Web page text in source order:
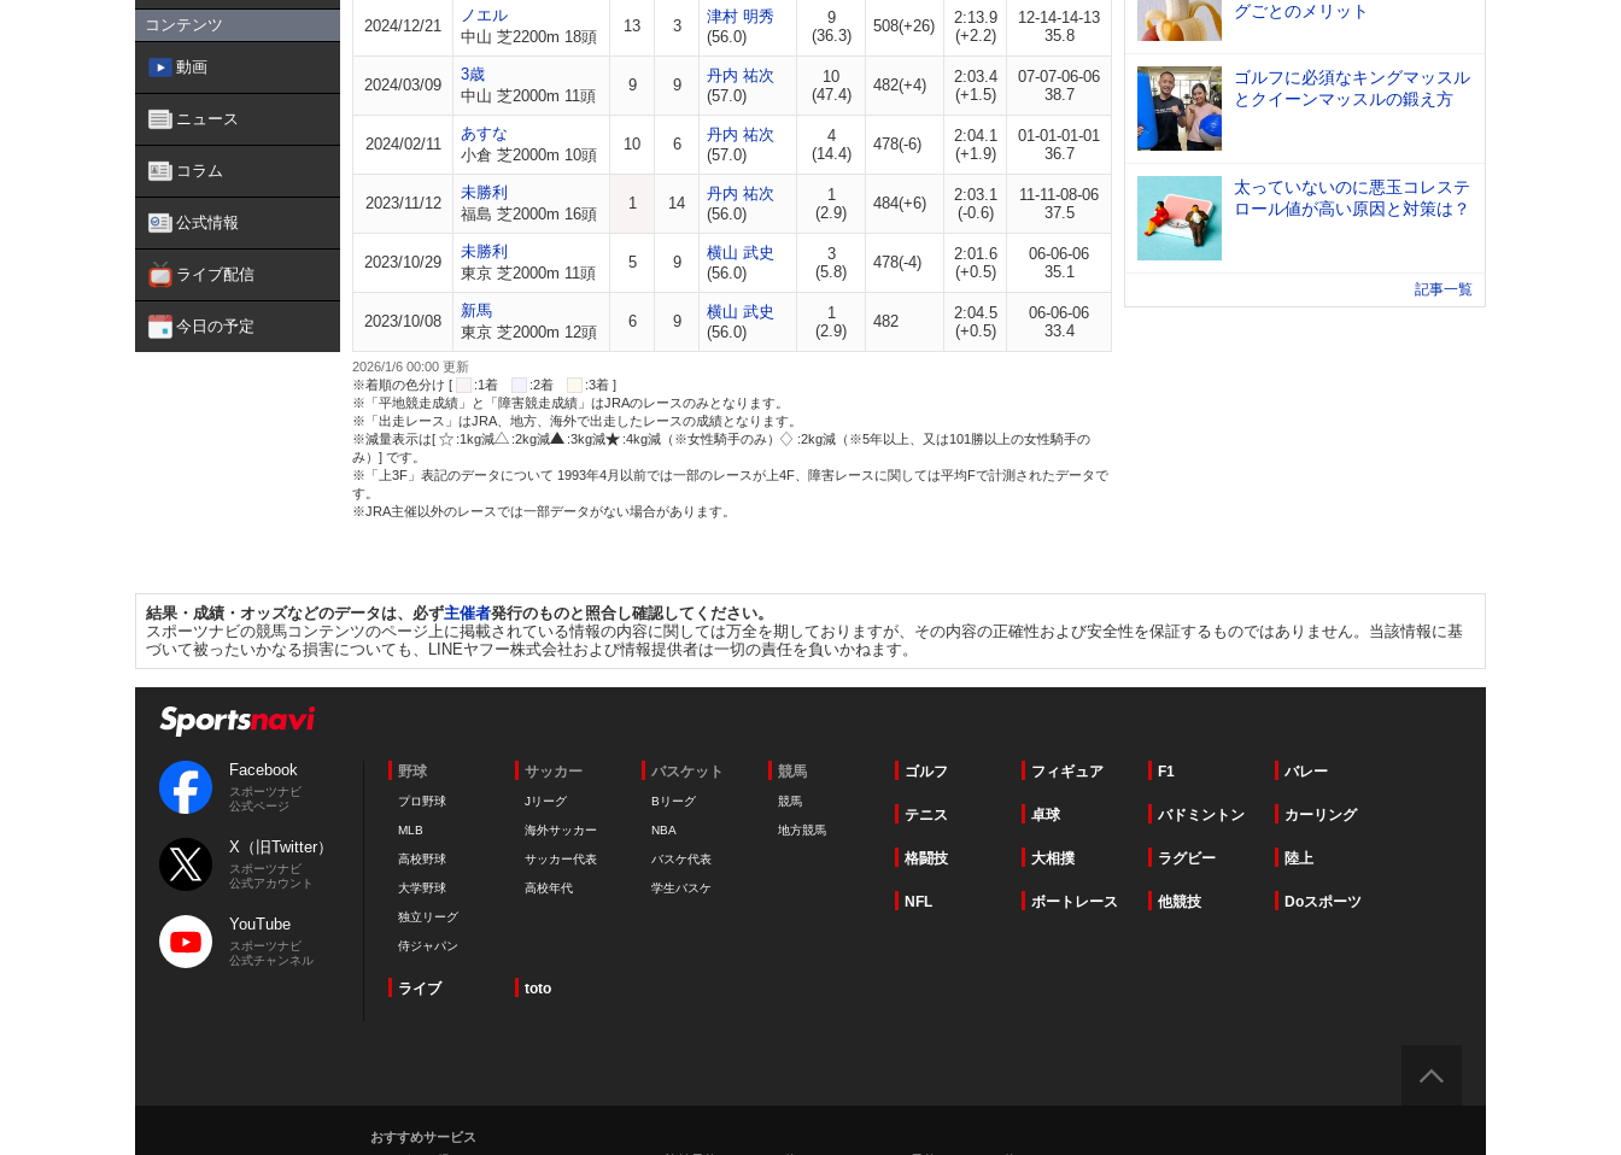
コンテンツ
動画
ニュース
コラム
公式情報
ライブ配信
今日の予定
2024/12/21
ノエル
中山 芝2200m 18頭
13 3
津村 明秀
(56.0)
9
(36.3)
508(+26)
2:13.9
(+2.2)
12-14-14-13
35.8
2024/03/09
3歳
中山 芝2000m 11頭
9 9
丹内 祐次
(57.0)
10
(47.4)
482(+4)
2:03.4
(+1.5)
07-07-06-06
38.7
2024/02/11
あすな
小倉 芝2000m 10頭
10 6
丹内 祐次
(57.0)
4
(14.4)
478(-6)
2:04.1
(+1.9)
01-01-01-01
36.7
2023/11/12
未勝利
福島 芝2000m 16頭
1 14
丹内 祐次
(56.0)
1
(2.9)
484(+6)
2:03.1
(-0.6)
11-11-08-06
37.5
2023/10/29
未勝利
東京 芝2000m 11頭
5 9
横山 武史
(56.0)
3
(5.8)
478(-4)
2:01.6
(+0.5)
06-06-06
35.1
2023/10/08
新馬
東京 芝2000m 12頭
6 9
横山 武史
(56.0)
1
(2.9)
482
2:04.5
(+0.5)
06-06-06
33.4
2026/1/6 00:00 更新
※着順の色分け [
:1着 :2着
:3着 ]
※「平地競走成績」と「障害競走成績」はJRAのレースのみとなります。
※「出走レース」はJRA、地方、海外で出走したレースの成績となります。
※減量表示は[
:1kg減 :2kg減 :3kg減 :4kg減（※女性騎手のみ）
:2kg減（※5年以上、又は101勝以上の女性騎手の
み）] です。
※「上3F」表記のデータについて 1993年4月以前では一部のレースが上4F、障害レースに関しては平均Fで計測されたデータで
す。
※JRA主催以外のレースでは一部データがない場合があります。
グごとのメリット
ゴルフに必須なキングマッスル
とクイーンマッスルの鍛え方
太っていないのに悪玉コレステ
ロール値が高い原因と対策は？
記事一覧
結果・成績・オッズなどのデータは、必ず主催者発行のものと照合し確認してください。
スポーツナビの競馬コンテンツのページ上に掲載されている情報の内容に関しては万全を期しておりますが、その内容の正確性および安全性を保証するものではありません。当該情報に基
づいて被ったいかなる損害についても、LINEヤフー株式会社および情報提供者は一切の責任を負いかねます。
Facebook
スポーツナビ
公式ページ
X（旧Twitter）
スポーツナビ
公式アカウント
YouTube
スポーツナビ
公式チャンネル
野球
プロ野球
MLB
高校野球
大学野球
独立リーグ
侍ジャパン
サッカー
Jリーグ
海外サッカー
サッカー代表
高校年代
バスケット
Bリーグ
NBA
バスケ代表
学生バスケ
競馬
競馬
地方競馬
ゴルフ フィギュア F1 バレー
テニス 卓球 バドミントン カーリング
格闘技 大相撲 ラグビー 陸上
NFL ボートレース 他競技 Doスポーツ
ライブ toto
おすすめサービス